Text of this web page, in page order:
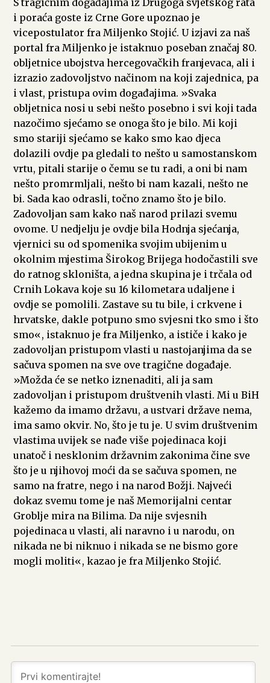
i poraća goste iz Crne Gore upoznao je
vicepostulator fra Miljenko Stojić. U izjavi za naš
portal fra Miljenko je istaknuo poseban značaj 80.
obljetnice ubojstva hercegovačkih franjevaca, ali i
izrazio zadovoljstvo načinom na koji zajednica, pa
i vlast, pristupa ovim događajima. »Svaka
obljetnica nosi u sebi nešto posebno i svi koji tada
nazočimo sjećamo se onoga što je bilo. Mi koji
smo stariji sjećamo se kako smo kao djeca
dolazili ovdje pa gledali to nešto u samostanskom
vrtu, pitali starije o čemu se tu radi, a oni bi nam
nešto promrmljali, nešto bi nam kazali, nešto ne
bi. Sada kao odrasli, točno znamo što je bilo.
Zadovoljan sam kako naš narod prilazi svemu
ovome. U nedjelju je ovdje bila Hodnja sjećanja,
vjernici su od spomenika svojim ubijenim u
okolnim mjestima Širokog Brijega hodočastili sve
do ratnog skloništa, a jedna skupina je i trčala od
Crnih Lokava koje su 16 kilometara udaljene i
ovdje se pomolili. Zastave su tu bile, i crkvene i
hrvatske, dakle potpuno smo svjesni tko smo i što
smo«, istaknuo je fra Miljenko, a ističe i kako je
zadovoljan pristupom vlasti u nastojanjima da se
sačuva spomen na sve ove tragične događaje.
»Možda će se netko iznenaditi, ali ja sam
zadovoljan i pristupom društvenih vlasti. Mi u BiH
kažemo da imamo državu, a ustvari države nema,
ima samo okvir. No, što je tu je. U svim društvenim
vlastima uvijek se nađe više pojedinaca koji
unatoč i nesklonim državnim zakonima čine sve
što je u njihovoj moći da se sačuva spomen, ne
samo na fratre, nego i na narod Božji. Najveći
dokaz svemu tome je naš Memorijalni centar
Groblje mira na Bilima. Da nije svjesnih
pojedinaca u vlasti, ali naravno i u narodu, on
nikada ne bi niknuo i nikada se ne bismo gore
mogli moliti«, kazao je fra Miljenko Stojić.